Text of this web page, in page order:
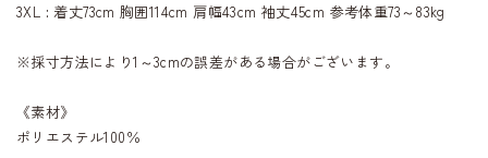
3XL : 着丈73cm 胸囲114cm 肩幅43cm 袖丈45cm 参考体重73～83kg
※採寸方法により1～3cmの誤差がある場合がございます。
《素材》
ポリエステル100％